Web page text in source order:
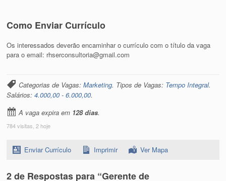
Como Enviar Currículo
Os interessados deverão encaminhar o currículo com o título da vaga
para o email: rhserconsultoria@gmail.com
Categorias de Vagas:Marketing. Tipos de Vagas: Tempo Integral.
Salários:4.000,00 - 6.000,00.
A vaga expira em 128 dias.
784 visitas, 2 hoje
Enviar Currículo Imprimir Ver Mapa
2 de Respostas para “Gerente de